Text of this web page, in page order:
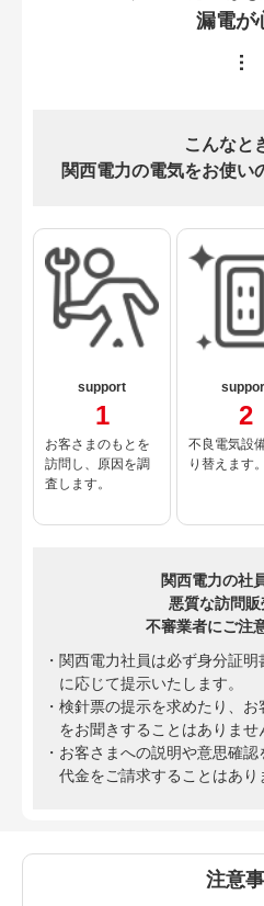
漏電が
こんなと
関西電力の電気をお使い
お客さまのもとを
訪問し、原因を調
査します。
不良電気設
り替えます。
関西電力の社
悪質な訪問販
不審業者にご注
関西電力社員は必ず身分証
に応じて提示いたします。
検針票の提示を求めたり、
をお聞きすることはありませ
お客さまへの説明や意思確
代金をご請求することはあり
注意